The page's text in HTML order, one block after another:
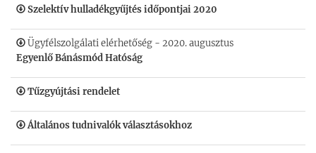
Szelektív hulladékgyűjtés időpontjai 2020
Ügyfélszolgálati elérhetőség - 2020. augusztus
Egyenlő Bánásmód Hatóság
Tűzgyújtási rendelet
Általános tudnivalók választásokhoz